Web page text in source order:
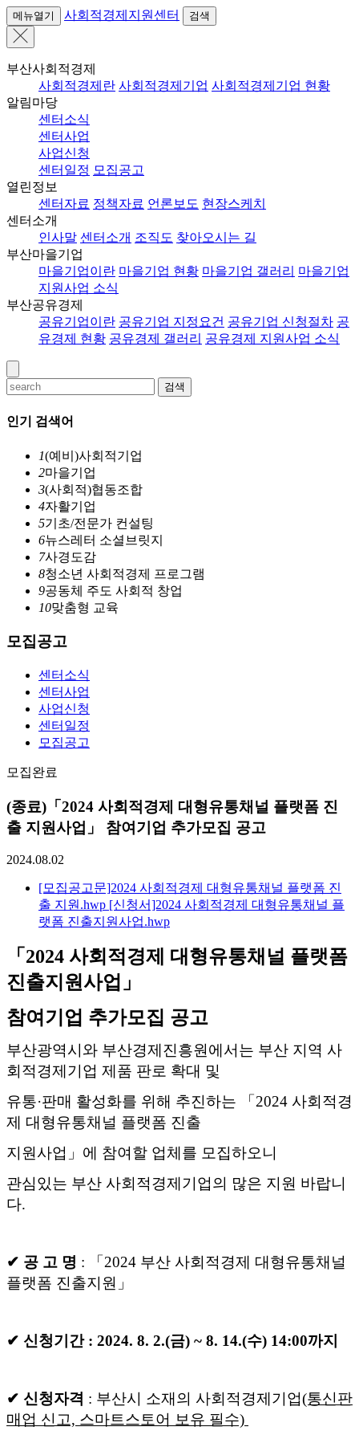
메뉴열기 사회적경제지원센터 검색
부산사회적경제
사회적경제란 사회적경제기업 사회적경제기업 현황
알림마당
센터소식
센터사업
사업신청
센터일정 모집공고
열린정보
센터자료 정책자료 언론보도 현장스케치
센터소개
인사말 센터소개 조직도 찾아오시는 길
부산마을기업
마을기업이란 마을기업 현황 마을기업 갤러리 마을기업
지원사업 소식
부산공유경제
공유기업이란 공유기업 지정요건 공유기업 신청절차 공
유경제 현황 공유경제 갤러리 공유경제 지원사업 소식
검색
인기 검색어
1(예비)사회적기업
2마을기업
3(사회적)협동조합
4자활기업
5기초/전문가 컨설팅
6뉴스레터 소셜브릿지
7사경도감
8청소년 사회적경제 프로그램
9공동체 주도 사회적 창업
10맞춤형 교육
모집공고
센터소식
센터사업
사업신청
센터일정
모집공고
모집완료
(종료)「2024 사회적경제 대형유통채널 플랫폼 진
출 지원사업」 참여기업 추가모집 공고
2024.08.02
[모집공고문]2024 사회적경제 대형유통채널 플랫폼 진
출 지원.hwp [신청서]2024 사회적경제 대형유통채널 플
랫폼 진출지원사업.hwp
「2024 사회적경제 대형유통채널 플랫폼
진출지원사업」
참여기업 추가모집 공고
부산광역시와 부산경제진흥원에서는 부산 지역 사
회적경제기업 제품 판로 확대 및
유통·판매 활성화를 위해 추진하는 「2024 사회적경
제 대형유통채널 플랫폼 진출
지원사업」에 참여할 업체를 모집하오니
관심있는 부산 사회적경제기업의 많은 지원 바랍니
다.
✔ 공 고 명 : 「2024 부산 사회적경제 대형유통채널
플랫폼 진출지원」
✔ 신청기간 : 2024. 8. 2.(금) ~ 8. 14.(수) 14:00까지
✔ 신청자격 : 부산시 소재의 사회적경제기업(통신판
매업 신고, 스마트스토어 보유 필수)